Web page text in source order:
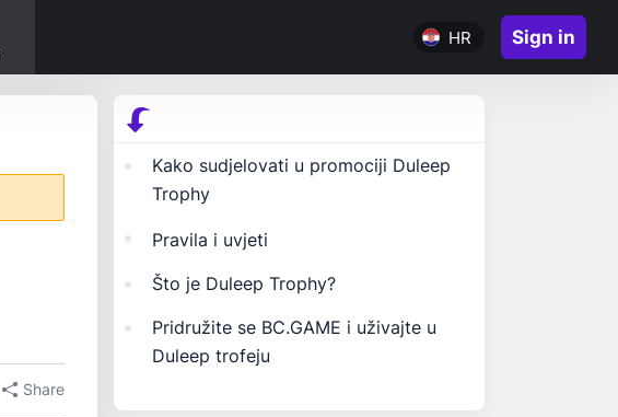
HR Sign in
Share
Kako sudjelovati u promociji Duleep
Trophy
Pravila i uvjeti
Što je Duleep Trophy?
Pridružite se BC.GAME i uživajte u
Duleep trofeju